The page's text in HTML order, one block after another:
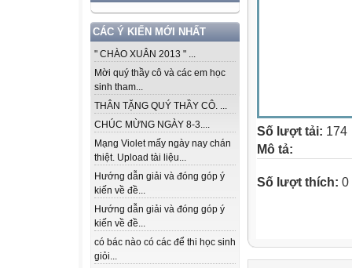
CÁC Ý KIẾN MỚI NHẤT
" CHÀO XUÂN 2013 " ...
Mời quý thầy cô và các em học
sinh tham...
THÂN TẶNG QUÝ THẦY CÔ. ...
CHÚC MỪNG NGÀY 8-3....
Mạng Violet mấy ngày nay chán
thiệt. Upload tài liệu...
Hướng dẫn giải và đóng góp ý
kiến về đề...
Hướng dẫn giải và đóng góp ý
kiến về đề...
có bác nào có các để thi học sinh
giỏi...
Số lượt tải: 174
Mô tả:
Số lượt thích: 0